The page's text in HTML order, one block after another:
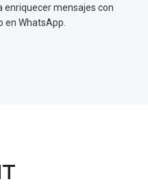
enriquecer mensajes con
en WhatsApp.